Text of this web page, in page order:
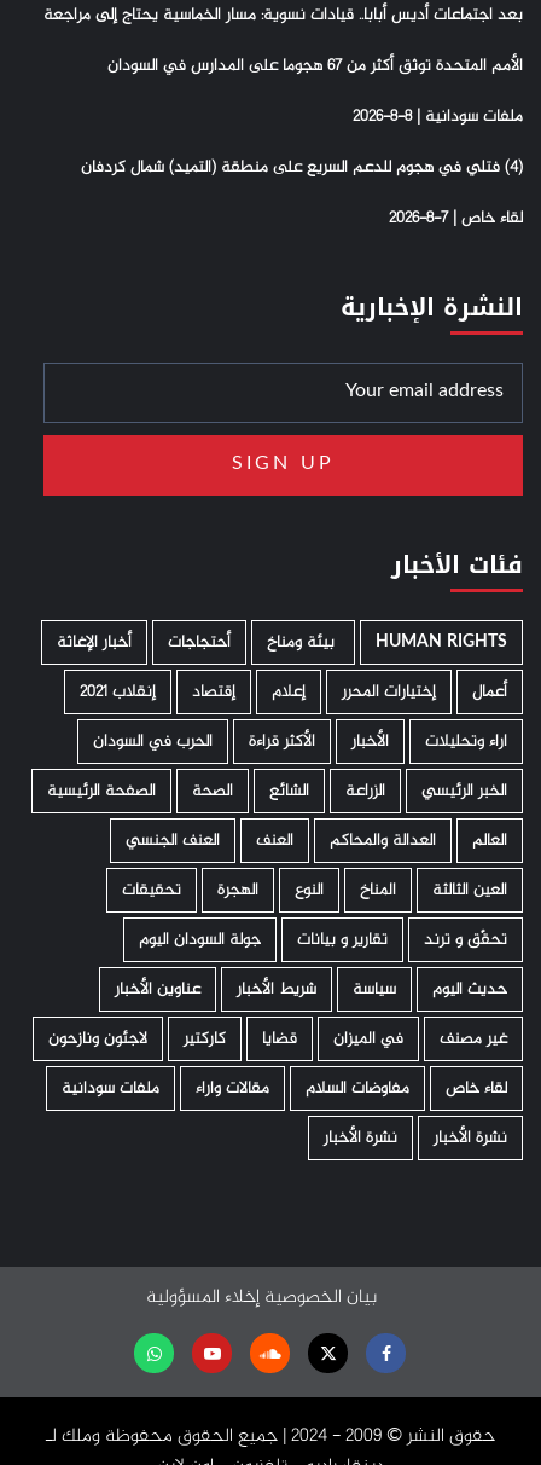
بعد اجتماعات أديس أبابا.. قيادات نسوية: مسار الخماسية يحتاج إلى مراجعة
الأمم المتحدة توثق أكثر من 67 هجوما على المدارس في السودان
ملفات سودانية | 8-8-2026
(4) فتلي في هجوم للدعم السريع على منطقة (التميد) شمال كردفان
لقاء خاص | 7-8-2026
النشرة الإخبارية
فئات الأخبار
HUMAN RIGHTS ­ بيئة ومناخ أحتجاجات
أخبار الإغاثة
أعمال
إختيارات المحرر إعلام إقتصاد
إنقلاب 2021
اراء وتحليلات
الأخبار الأكثر قراءة
الحرب في السودان
الخبر الرئيسي
الزراعة الشائع الصحة
الصفحة الرئيسية
العالم
العدالة والمحاكم العنف
العنف الجنسي
العين الثالثة
المناخ النوع الهجرة
تحقيقات
تحقّق و ترند
تقارير و بيانات
جولة السودان اليوم
حديث اليوم
سياسة شريط الأخبار
عناوين الأخبار
غير مصنف
في الميزان قضايا كاركتير
لاجئون ونازحون
لقاء خاص
مفاوضات السلام مقالات واراء
ملفات سودانية
نشرة الأخبار
نشرة الأخبار
بيان الخصوصية إخلاء المسؤولية
Facebook
Twitter
Soundcloud
Youtubeتابعنا
واتساب
حقوق النشر ©️ 2009 - 2024 | جميع الحقوق محفوظة وملك لـ